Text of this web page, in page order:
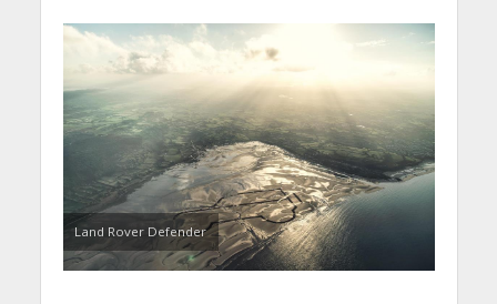
Land Rover Defender